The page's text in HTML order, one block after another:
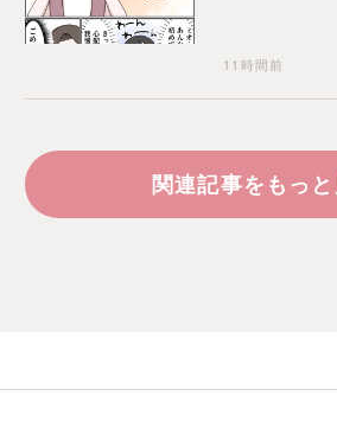
と怯えて
11時間前
関連記事をもっ